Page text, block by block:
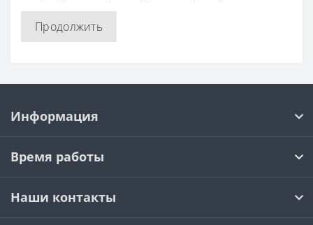
Продолжить
Информация
Время работы
Наши контакты